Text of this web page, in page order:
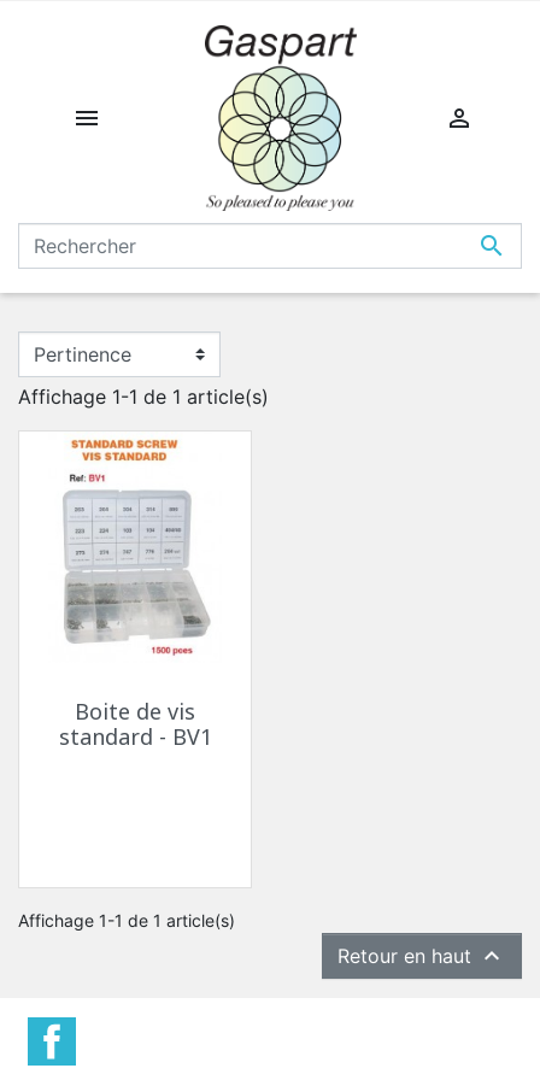



Affichage 1-1 de 1 article(s)
Boite de vis
standard - BV1
Affichage 1-1 de 1 article(s)
Retour en haut 